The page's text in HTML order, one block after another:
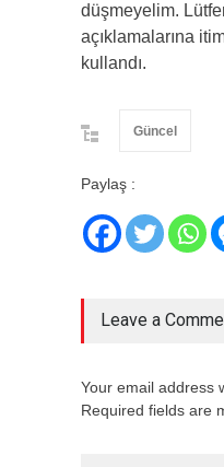
düşmeyelim.
açıklamalarına
kullandı.
Güncel
Paylaş :
Leave a
Your email address
Required fields are